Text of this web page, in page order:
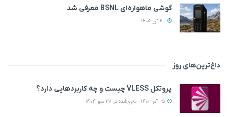
گوشی ماهواره‌ای BSNL معرفی شد
داغ‌ترین‌های روز
پروتکل VLESS چیست و چه کاربردهایی دارد؟